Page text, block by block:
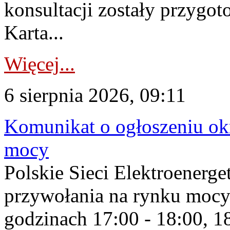
konsultacji zostały
Karta...
Więcej...
6 sierpnia 2026, 09:11
Komunikat o ogłoszeniu
mocy
Polskie Sieci
przywołania na rynku
godzinach 17:00 - 18:00,